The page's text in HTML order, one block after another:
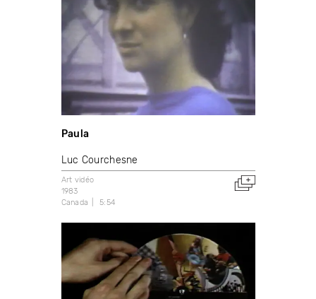
Paula
Luc Courchesne
Art vidéo
1983
Canada
5:54